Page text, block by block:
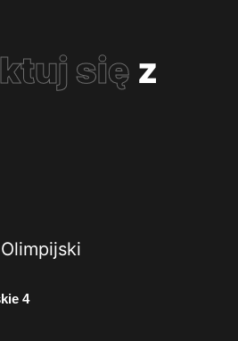
się z
4